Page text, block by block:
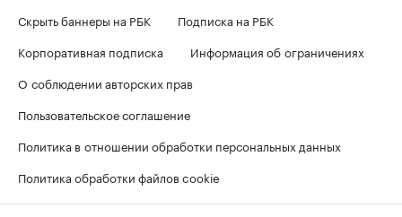
Скрыть баннеры на РБК
Подписка на РБК
Корпоративная подписка
Информация об ограничениях
О соблюдении авторских прав
Пользовательское соглашение
Политика в отношении обработки персональных данных
Политика обработки файлов cookie